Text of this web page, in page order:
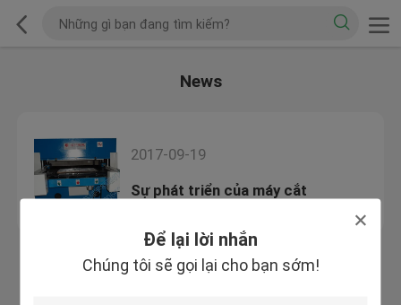
Để lại lời nhắn
Chúng tôi sẽ gọi lại cho bạn sớm!
News
2017-09-19
Sự phát triển của máy cắt